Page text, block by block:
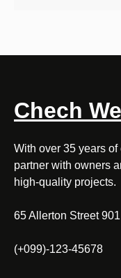
Chech
With over 35 years
partner with owners
high-quality projects.
65 Allerton Street
(+099)-123-45678